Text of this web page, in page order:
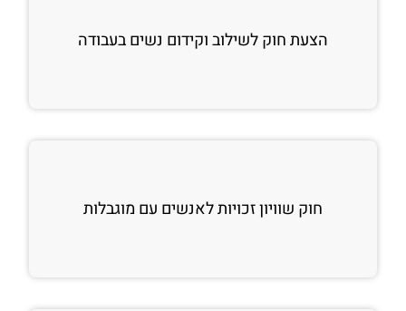
הצעת חוק לשילוב וקידום נשים בעבודה
חוק שוויון זכויות לאנשים עם מוגבלות